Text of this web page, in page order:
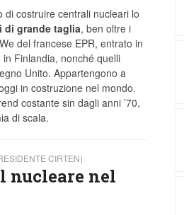
di costruire centrali nucleari lo
di grande taglia, ben oltre i
del francese EPR, entrato in
Finlandia, nonché quelli
Unito. Appartengono a
in costruzione nel mondo.
costante sin dagli anni ’70,
di scala.
CIRTEN)
nucleare nel